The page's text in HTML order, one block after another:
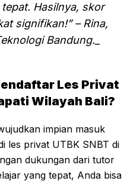
Hasilnya, skor
signifikan!” – Rina,
Bandung._
Les Privat
Wilayah Bali?
impian masuk
les privat UTBK SNBT di
dukungan dari tutor
yang tepat, Anda bisa